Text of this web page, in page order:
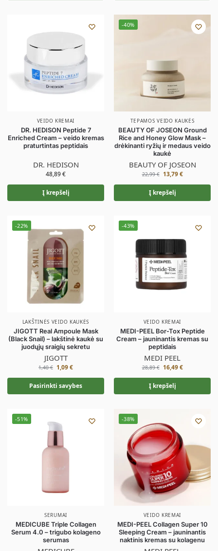
VEIDO KREMAI
DR. HEDISON Peptide 7
Enriched Cream – veido kremas
praturtintas peptidais
DR. HEDISON
48,89€
Į krepšelį
-40%
TEPAMOS VEIDO KAUKĖS
BEAUTY OF JOSEON Ground
Rice and Honey Glow Mask –
drėkinanti ryžių ir medaus veido
kaukė
BEAUTY OF JOSEON
22,99€ 13,79€
Į krepšelį
-22%
LAKŠTINĖS VEIDO KAUKĖS
JIGOTT Real Ampoule Mask
(Black Snail) – lakštinė kaukė su
juodųjų sraigių sekretu
JIGOTT
1,40€ 1,09€
Pasirinkti savybes
-43%
VEIDO KREMAI
MEDI-PEEL Bor-Tox Peptide
Cream – jauninantis kremas su
peptidais
MEDI PEEL
28,89€ 16,49€
Į krepšelį
-51%
SERUMAI
MEDICUBE Triple Collagen
Serum 4.0 – trigubo kolageno
serumas
-38%
VEIDO KREMAI
MEDI-PEEL Collagen Super 10
Sleeping Cream – jauninantis
naktinis kremas su kolagenu